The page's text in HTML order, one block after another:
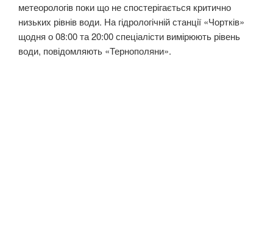
метеорологів поки що не спостерігається критично
низьких рівнів води. На гідрологічній станції «Чортків»
щодня о 08:00 та 20:00 спеціалісти вимірюють рівень
води, повідомляють «Тернополяни».